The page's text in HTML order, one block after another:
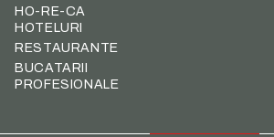
HO-RE-CA
HOTELURI
RESTAURANTE
BUCATARII
PROFESIONALE